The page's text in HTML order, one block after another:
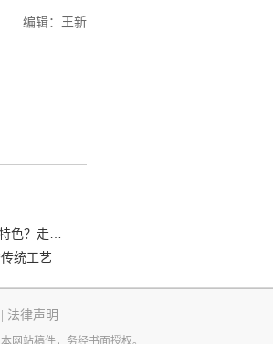
编辑：王新
统工艺
法律声明
网站稿件，务经书面授权。